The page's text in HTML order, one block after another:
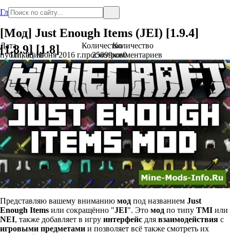
Главная
[Мод] Just Enough Items (JEI) [1.9.4]
[1.8.9] [1.8]
Дата
публикации
Пт., 03 Июня 2016 г.
Количество
просмотров
25099
Количество
комментариев
0
Представляю вашему вниманию мод под названием Just
Enough Items или сокращённо "JEI". Это мод по типу TMI или
NEI, также добавляет в игру интерфейс для взаимодействия с
игровыми предметами и позволяет всё также смотреть их